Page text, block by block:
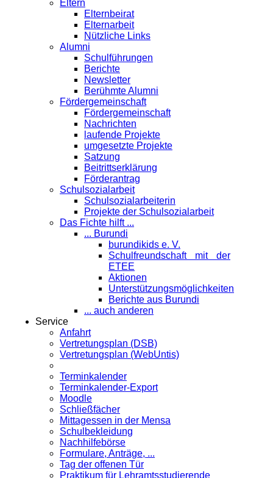
Eltern
Elternbeirat
Elternarbeit
Nützliche Links
Alumni
Schulführungen
Berichte
Newsletter
Berühmte Alumni
Förder­gemeinschaft
Fördergemeinschaft
Nachrichten
laufende Projekte
umgesetzte Projekte
Satzung
Beitrittserklärung
Förderantrag
Schul­sozialarbeit
Schulsozialarbeiterin
Projekte der Schulsozialarbeit
Das Fichte hilft ...
... Burundi
burundikids e. V.
Schulfreundschaft mit der
ETEE
Aktionen
Unterstützungsmöglichkeiten
Berichte aus Burundi
... auch anderen
Service
Anfahrt
Vertretungsplan (DSB)
Vertretungsplan (WebUntis)
Terminkalender
Terminkalender-Export
Moodle
Schließfächer
Mittagessen in der Mensa
Schulbekleidung
Nachhilfebörse
Formulare, Anträge, ...
Tag der offenen Tür
Praktikum für Lehramts­studierende